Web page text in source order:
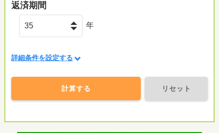
返済期間
年
詳細条件を設定する
計算する リセット